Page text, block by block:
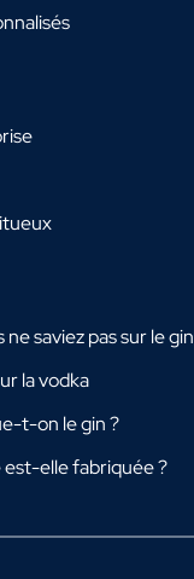
saviez pas sur le gin
la vodka
t-on le gin ?
elle fabriquée ?